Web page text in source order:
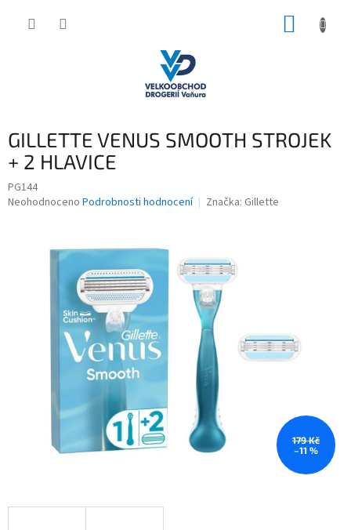
GILLETTE VENUS SMOOTH STROJEK
+ 2 HLAVICE
PG144
Průměrné
Neohodnoceno Podrobnosti hodnocení Značka: Gillette
179 Kč
–11 %